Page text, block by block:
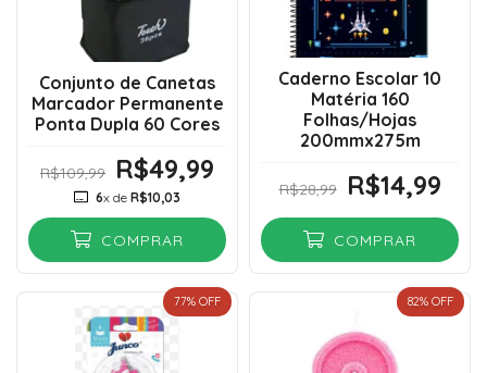
Conjunto de Canetas
Marcador Permanente
Ponta Dupla 60 Cores
R$109,99 R$49,99
6x deR$10,03
COMPRAR
Caderno Escolar 10
Matéria 160
Folhas/Hojas
200mmx275m
R$28,99 R$14,99
COMPRAR
77% OFF 82% OFF